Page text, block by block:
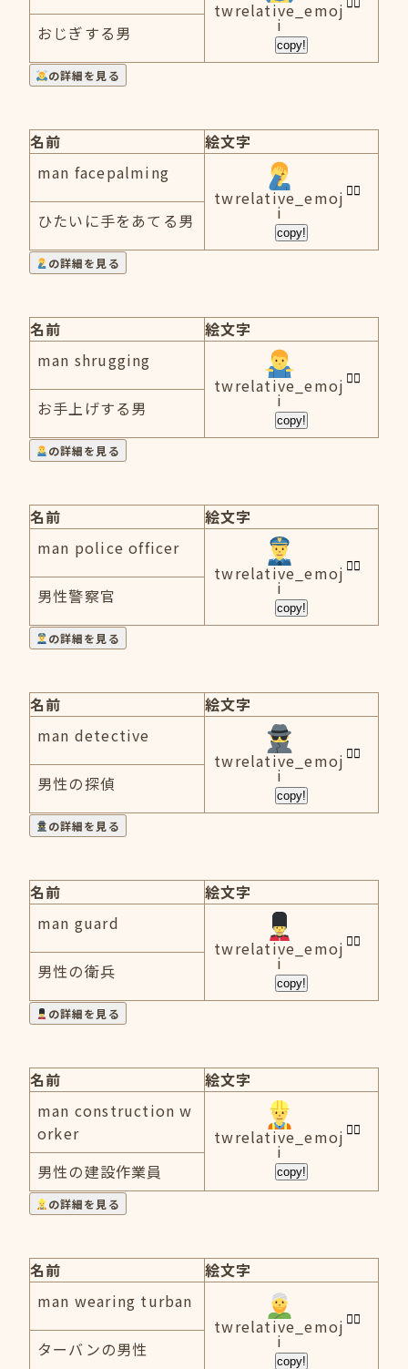
twrelative_emoj
i
copy!
おじぎする男
の詳細を見る
名前
絵文字
man facepalming
twrelative_emoj
i
copy!
ひたいに手をあてる男
の詳細を見る
名前
絵文字
man shrugging
twrelative_emoj
i
copy!
お手上げする男
の詳細を見る
名前
絵文字
man police officer
twrelative_emoj
i
copy!
男性警察官
の詳細を見る
名前
絵文字
man detective
twrelative_emoj
i
copy!
男性の探偵
の詳細を見る
名前
絵文字
man guard
twrelative_emoj
i
copy!
男性の衛兵
の詳細を見る
名前
絵文字
man construction w
orker
twrelative_emoj
i
copy!
男性の建設作業員
の詳細を見る
名前
絵文字
man wearing turban
twrelative_emoj
i
copy!
ターバンの男性